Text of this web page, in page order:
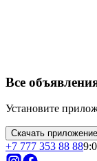
Все
Установите
Скачать приложение
+7 777 353 88 88